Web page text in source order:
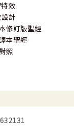
效
計
修訂版聖經
本聖經
照